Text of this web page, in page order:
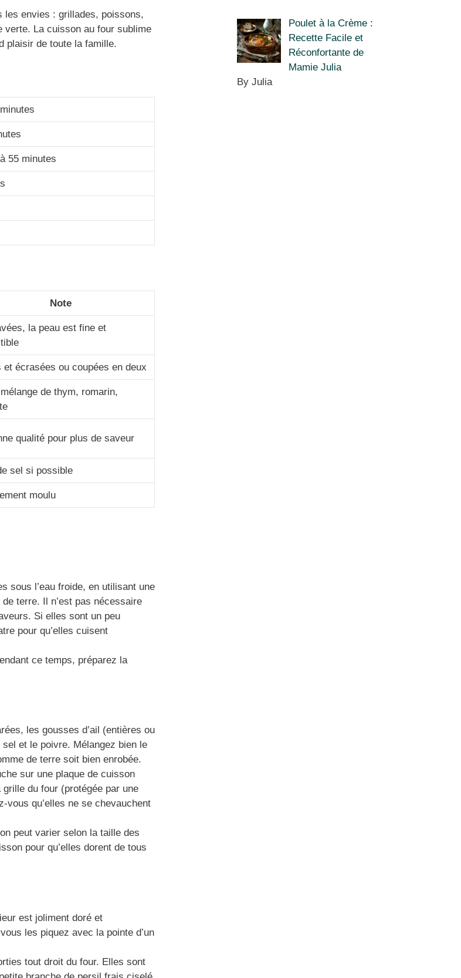
les envies : grillades, poissons,
verte. La cuisson au four sublime
plaisir de toute la famille.
55 minutes
Note
la peau est fine et
et écrasées ou coupées en deux
de thym, romarin,
qualité pour plus de saveur
sel si possible
moulu
sous l’eau froide, en utilisant une
terre. Il n’est pas nécessaire
Si elles sont un peu
pour qu’elles cuisent
ce temps, préparez la
les gousses d’ail (entières ou
et le poivre. Mélangez bien le
de terre soit bien enrobée.
sur une plaque de cuisson
du four (protégée par une
vous qu’elles ne se chevauchent
peut varier selon la taille des
pour qu’elles dorent de tous
est joliment doré et
les piquez avec la pointe d’un
tout droit du four. Elles sont
Poulet à la Crème :
Recette Facile et
Réconfortante de
Mamie Julia
By Julia